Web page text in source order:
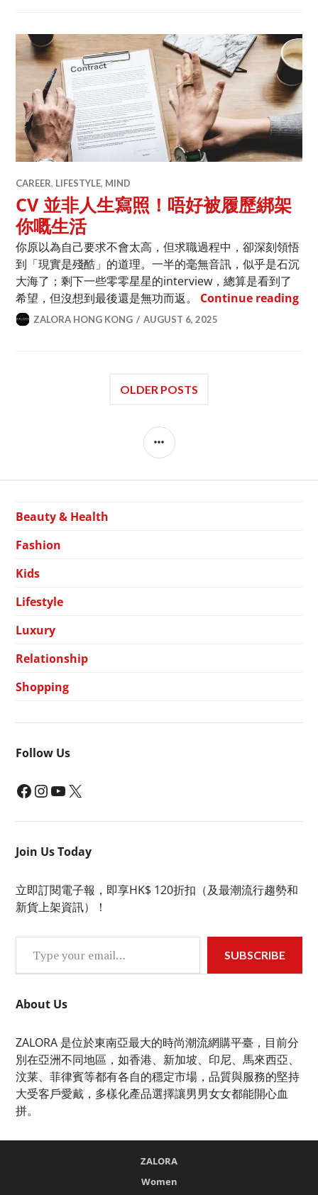
CAREER, LIFESTYLE, MIND
CV 並非人生寫照！唔好被履歷綁架
你嘅生活
你原以為自己要求不會太高，但求職過程中，卻深刻領悟
到「現實是殘酷」的道理。一半的毫無音訊，似乎是石沉
大海了；剩下一些零零星星的interview，總算是看到了
希望，但沒想到最後還是無功而返。 Continue readingCV
ZALORA HONG KONG AUGUST 6, 2025
OLDER POSTS
SIDEBAR
Beauty & Health
Fashion
Kids
Lifestyle
Luxury
Relationship
Shopping
Follow Us
Facebook InstagramYouTube X
Join Us Today
立即訂閱電子報，即享HK$ 120折扣（及最潮流行趨勢和
新貨上架資訊）！
Type your email…
SUBSCRIBE
About Us
ZALORA 是位於東南亞最大的時尚潮流網購平臺，目前分
別在亞洲不同地區，如香港、新加坡、印尼、馬來西亞、
汶莱、菲律賓等都有各自的穩定市場，品質與服務的堅持
大受客戶愛戴，多樣化產品選擇讓男男女女都能開心血
拼。
ZALORA
Women